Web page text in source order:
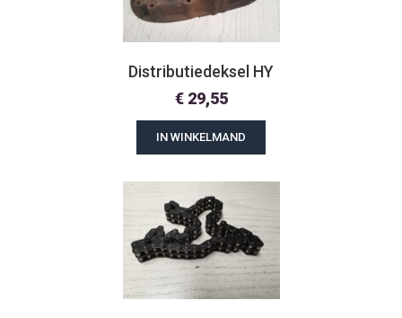
Distributiedeksel HY
€29,55
IN WINKELMAND